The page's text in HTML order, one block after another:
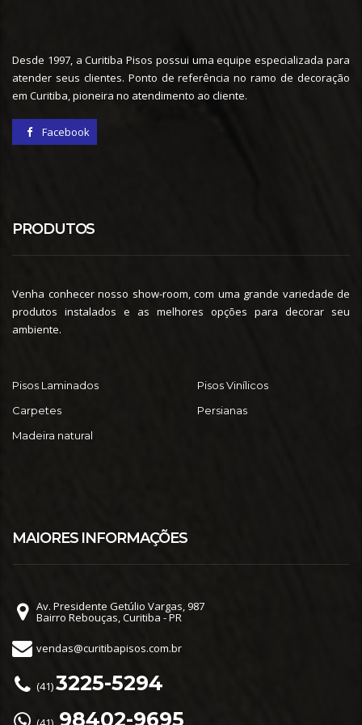
Desde 1997, a Curitiba Pisos possui uma equipe especializada para
atender seus clientes. Ponto de referência no ramo de decoração
em Curitiba, pioneira no atendimento ao cliente.
Facebook
PRODUTOS
Venha conhecer nosso show-room, com uma grande variedade de
produtos instalados e as melhores opções para decorar seu
ambiente.
Pisos Laminados
Pisos Vinílicos
Carpetes
Persianas
Madeira natural
MAIORES INFORMAÇÕES
Av. Presidente Getúlio Vargas, 987
Bairro Rebouças, Curitiba - PR
vendas@curitibapisos.com.br
(41)3225-5294
98402-9695